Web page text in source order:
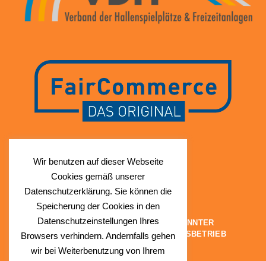
© SunnySlush®
Eine Marke der apb
Group
ANERKANNTER
INKLUSIONSBETRIEB
Wir benutzen auf dieser Webseite
Cookies gemäß unserer
Datenschutzerklärung. Sie können die
Speicherung der Cookies in den
Datenschutzeinstellungen Ihres
Browsers verhindern. Andernfalls gehen
wir bei Weiterbenutzung von Ihrem